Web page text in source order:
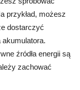
przykład, możesz
dostarczyć
akumulatora.
źródła energii są
zachować